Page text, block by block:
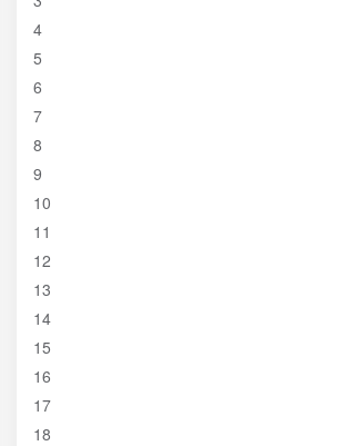
4
5
6
7
8
9
10
11
12
13
14
15
16
17
18